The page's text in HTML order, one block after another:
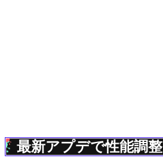
最新アプデで性能調整